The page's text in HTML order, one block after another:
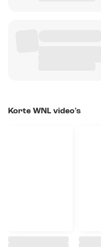
Korte WNL video's